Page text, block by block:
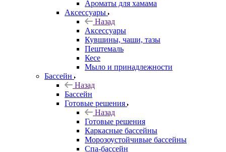
Ароматы для хамама
Аксессуары
Назад
Аксессуары
Кувшины, чаши, тазы
Пештемаль
Кесе
Мыло и принадлежности
Бассейн
Назад
Бассейн
Готовые решения
Назад
Готовые решения
Каркасные бассейны
Морозоустойчивые бассейны
Спа-бассейн